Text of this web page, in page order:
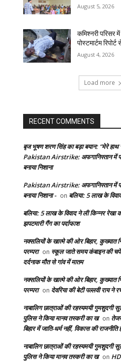
August 5, 2026
कमिश्नरी परिसर
पोस्टमार्टम
August 4, 2026
Load more
RECENT COMMENTS
बृज भूषण शरण सिंह का बड़ा बयान: “मेरे हाथ
Pakistan Airstrike: अफगानिस्तान में
बनाया निशाना
Pakistan Airstrike: अफगानिस्तान में
बनाया निशाना - on बलिया: 5 लाख के
बलिया: 5 लाख के विवाद ने ली किन्नर रेखा
झपटमारी गैंग का पर्दाफाश
नक्सलियों के खात्मे की ओर बिहार, कुख्यात
परम्परा on स्कूल जाते समय कंबाइन की
दर्दनाक मौत से गांव में मातम
नक्सलियों के खात्मे की ओर बिहार, कुख्यात
परम्परा on देवरिया की बेटी पल्लवी राय ने
नाबालिग छात्राओं की रहस्यमयी गुमशुदगी
पुलिस ने किया मानव तस्करी का ख on
बिहार में जाति-धर्म नहीं, विकास की राजनीति
नाबालिग छात्राओं की रहस्यमयी गुमशुदगी
पुलिस ने किया मानव तस्करी का ख on